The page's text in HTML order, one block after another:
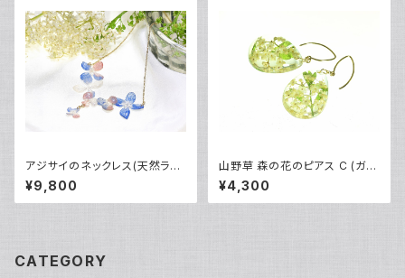
アジサイのネックレス(天然ラピ
スラズリ・桃色サンゴ染)14kgf
¥9,800
山野草 森の花のピアス C (ガマ
ズミ)・14kgf《イヤリングに交換
可》
¥4,300
CATEGORY